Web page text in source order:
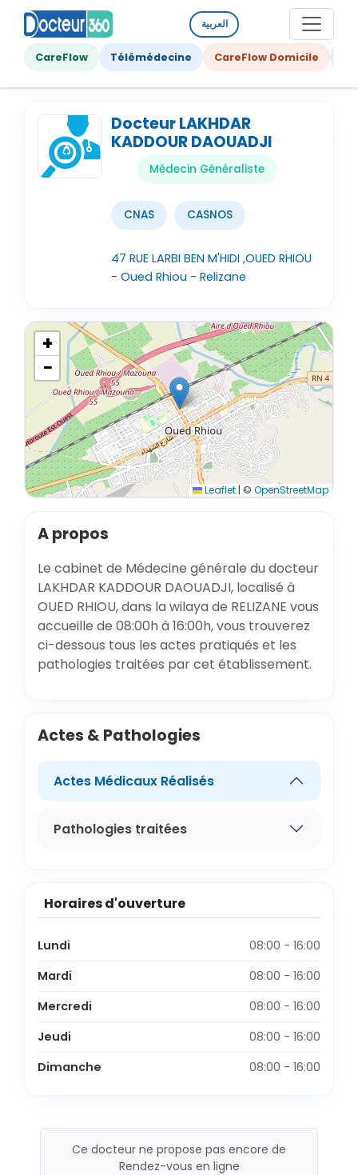
العربية
CareFlow Télémédecine CareFlow Domicile
Docteur LAKHDAR
KADDOUR DAOUADJI
Médecin Généraliste
CNAS CASNOS
47 RUE LARBI BEN M'HIDI ,OUED RHIOU
- Oued Rhiou - Relizane
+
−
Leaflet | © OpenStreetMap
A propos
Le cabinet de Médecine générale du docteur
LAKHDAR KADDOUR DAOUADJI, localisé à
OUED RHIOU, dans la wilaya de RELIZANE vous
accueille de 08:00h à 16:00h, vous trouverez
ci-dessous tous les actes pratiqués et les
pathologies traitées par cet établissement.
Actes & Pathologies
Actes Médicaux Réalisés
Pathologies traitées
Horaires d'ouverture
Lundi
08:00 - 16:00
Mardi
08:00 - 16:00
Mercredi
08:00 - 16:00
Jeudi
08:00 - 16:00
Dimanche
08:00 - 16:00
Ce docteur ne propose pas encore de
Rendez-vous en ligne